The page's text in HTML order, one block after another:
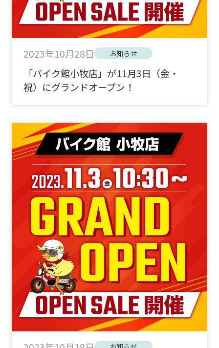
2023年10月28日 お知らせ
「バイク館小牧店」が11月3日（金・
祝）にグランドオープン！